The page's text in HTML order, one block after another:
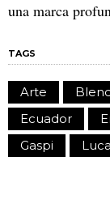
una marca
TAGS
Arte
Ecuador
Gaspi